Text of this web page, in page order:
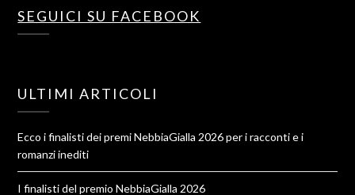
SEGUICI SU FACEBOOK
ULTIMI ARTICOLI
Ecco i finalisti dei premi NebbiaGialla 2026 per i racconti e i
romanzi inediti
I finalisti del premio NebbiaGialla 2026